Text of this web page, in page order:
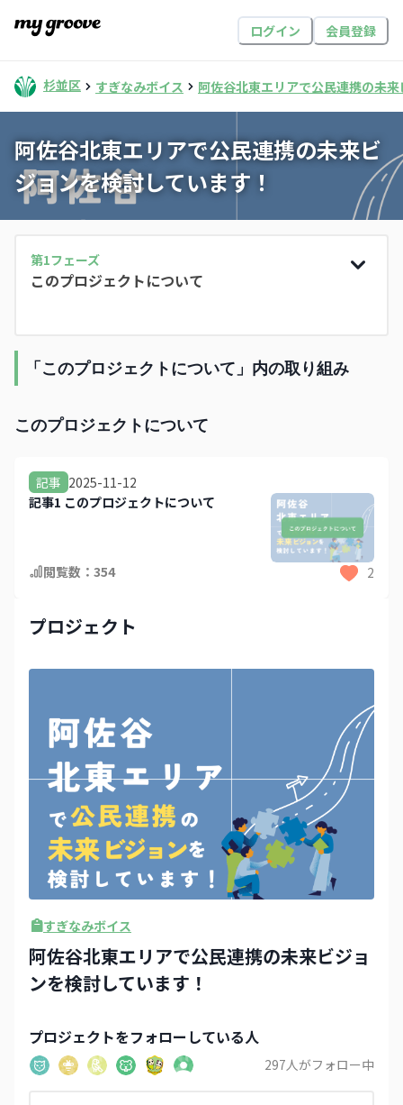
ログイン 会員登録
杉並区 すぎなみボイス 阿佐谷北東エリアで公民連携の未
阿佐谷北東エリアで公民連携の未来ビ
ジョンを検討しています！
第1フェーズ
このプロジェクトについて
「このプロジェクトについて」内の取り組み
このプロジェクトについて
記事 2025-11-12
記事1 このプロジェクトについて
閲覧数： 354 2
プロジェクト
すぎなみボイス
阿佐谷北東エリアで公民連携の未来ビジョ
ンを検討しています！
プロジェクトをフォローしている人
297人がフォロー中